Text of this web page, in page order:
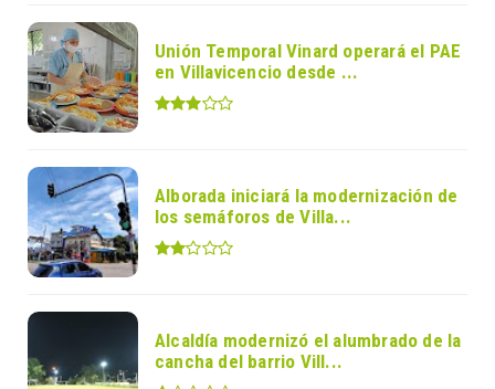
Unión Temporal Vinard operará el PAE
en Villavicencio desde ...
Alborada iniciará la modernización de
los semáforos de Villa...
Alcaldía modernizó el alumbrado de la
cancha del barrio Vill...